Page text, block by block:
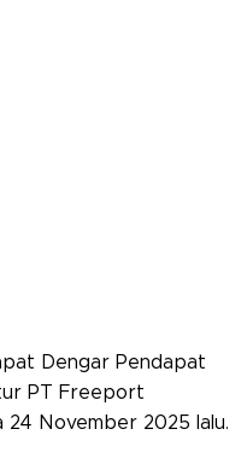
Dengar Pendapat
PT Freeport
24 November 2025 lalu.